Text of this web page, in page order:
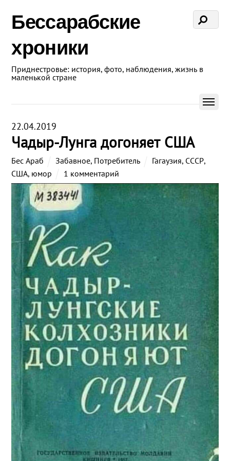
Бессарабские
хроники
Приднестровье: история, фото, наблюдения, жизнь в
маленькой стране
22.04.2019
Чадыр-Лунга догоняет США
Бес Араб Забавное, Потребитель Гагаузия, СССР,
США, юмор 1 комментарий